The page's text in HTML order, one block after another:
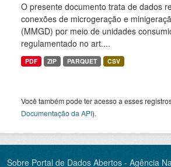
O presente documento trata de dados
conexões de microgeração e
(MMGD) por meio de unidades
regulamentado no art....
PDF ZIP PARQUET CSV
Você também pode ter acesso a esses
Documentação da API).
Sobre Portal de Dados Abertos - Agência